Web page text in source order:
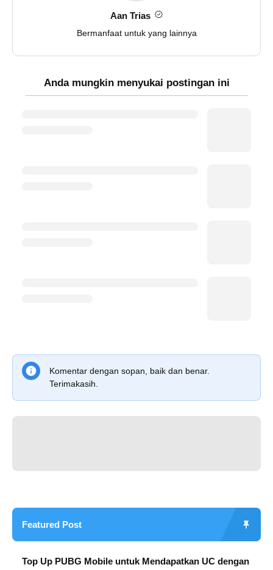
Aan Trias
Bermanfaat untuk yang lainnya
Anda mungkin menyukai postingan ini
Komentar dengan sopan, baik dan benar.
Terimakasih.
Featured Post
Top Up PUBG Mobile untuk Mendapatkan UC dengan